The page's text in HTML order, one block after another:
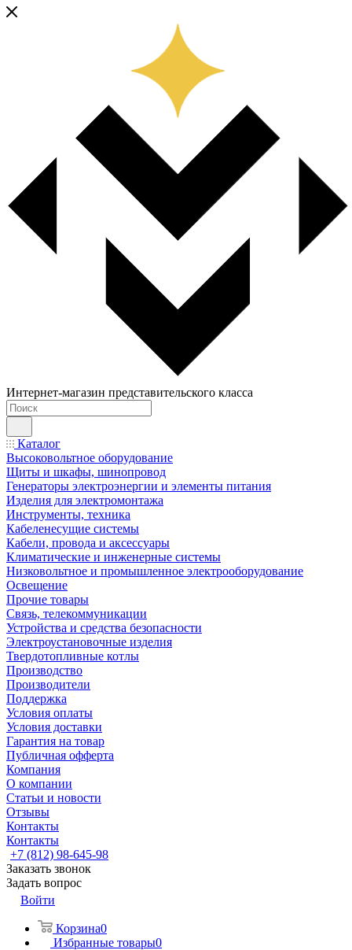
Интернет-магазин представительского класса
Каталог
Высоковольтное оборудование
Щиты и шкафы, шинопровод
Генераторы электроэнергии и элементы питания
Изделия для электромонтажа
Инструменты, техника
Кабеленесущие системы
Кабели, провода и аксессуары
Климатические и инженерные системы
Низковольтное и промышленное электрооборудование
Освещение
Прочие товары
Связь, телекоммуникации
Устройства и средства безопасности
Электроустановочные изделия
Твердотопливные котлы
Производство
Производители
Поддержка
Условия оплаты
Условия доставки
Гарантия на товар
Публичная офферта
Компания
О компании
Статьи и новости
Отзывы
Контакты
Контакты
+7 (812) 98-645-98
Заказать звонок
Задать вопрос
Войти
Корзина0
Избранные товары0